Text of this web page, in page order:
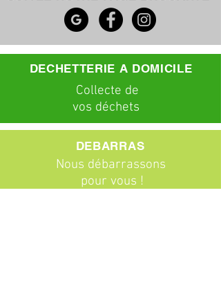
DECHETTERIE A DOMICILE
Collecte de
vos déchets
DEBARRAS
Nous débarrassons
pour vous !